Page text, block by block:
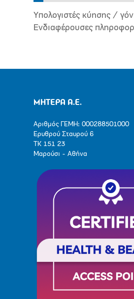
Υπολογιστές κύησης /
Ενδιαφέρουσες
ΜΗΤΕΡΑ Α.Ε.
Αριθμός ΓΕΜΗ: 000288501000
Ερυθρού Σταυρού 6
ΤΚ 151 23
Μαρούσι - Αθήνα